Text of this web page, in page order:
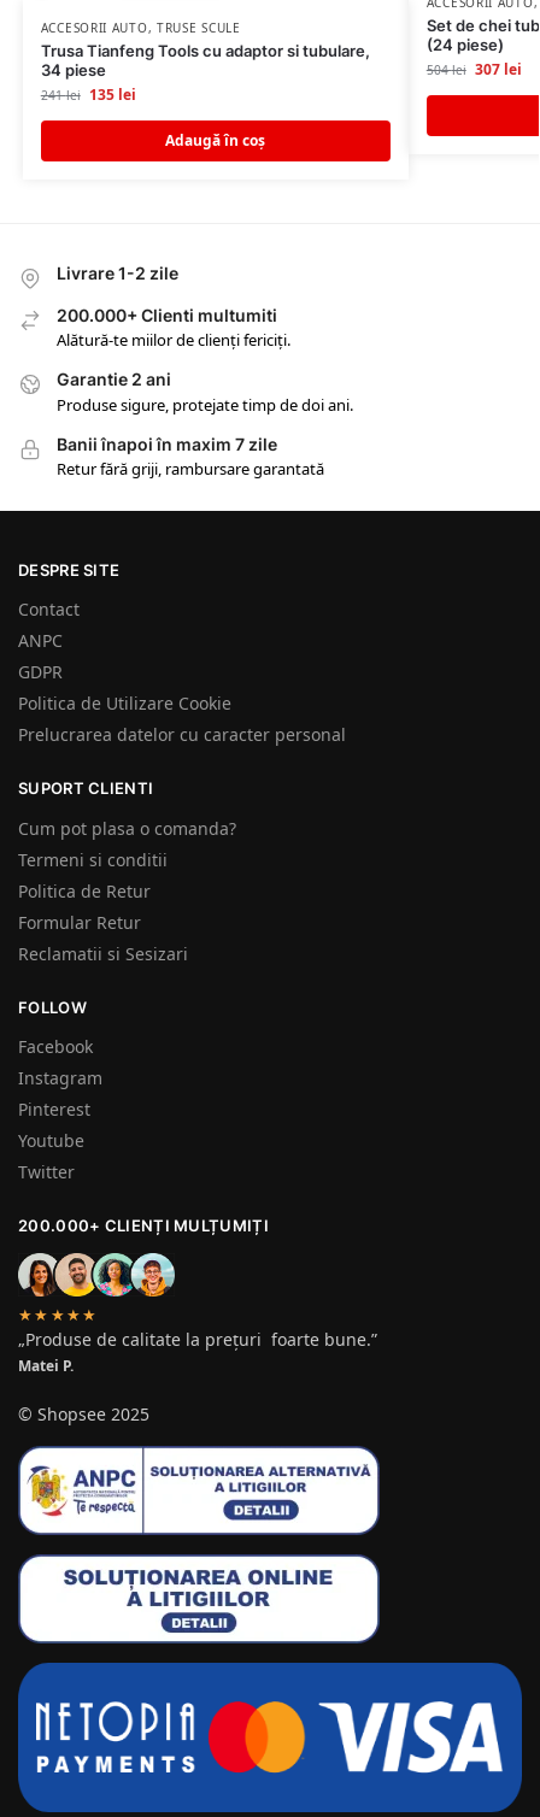
ACCESORII AUTO, TRUSE SCULE
Trusa Tianfeng Tools cu adaptor si tubulare,
34 piese
241lei 135 lei
Adaugă în coș
Set de chei
(24 piese)
504lei 307 lei
Livrare 1-2 zile
200.000+ Clienti multumiti
Alătură-te miilor de clienți fericiți.
Garantie 2 ani
Produse sigure, protejate timp de doi ani.
Banii înapoi în maxim 7 zile
Retur fără griji, rambursare garantată
DESPRE SITE
Contact
ANPC
GDPR
Politica de Utilizare Cookie
Prelucrarea datelor cu caracter personal
SUPORT CLIENTI
Cum pot plasa o comanda?
Termeni si conditii
Politica de Retur
Formular Retur
Reclamatii si Sesizari
FOLLOW
Facebook
Instagram
Pinterest
Youtube
Twitter
200.000+ CLIENȚI MULȚUMIȚI
★★★★★
„Produse de calitate la prețuri foarte bune.”
Matei P.
© Shopsee 2025